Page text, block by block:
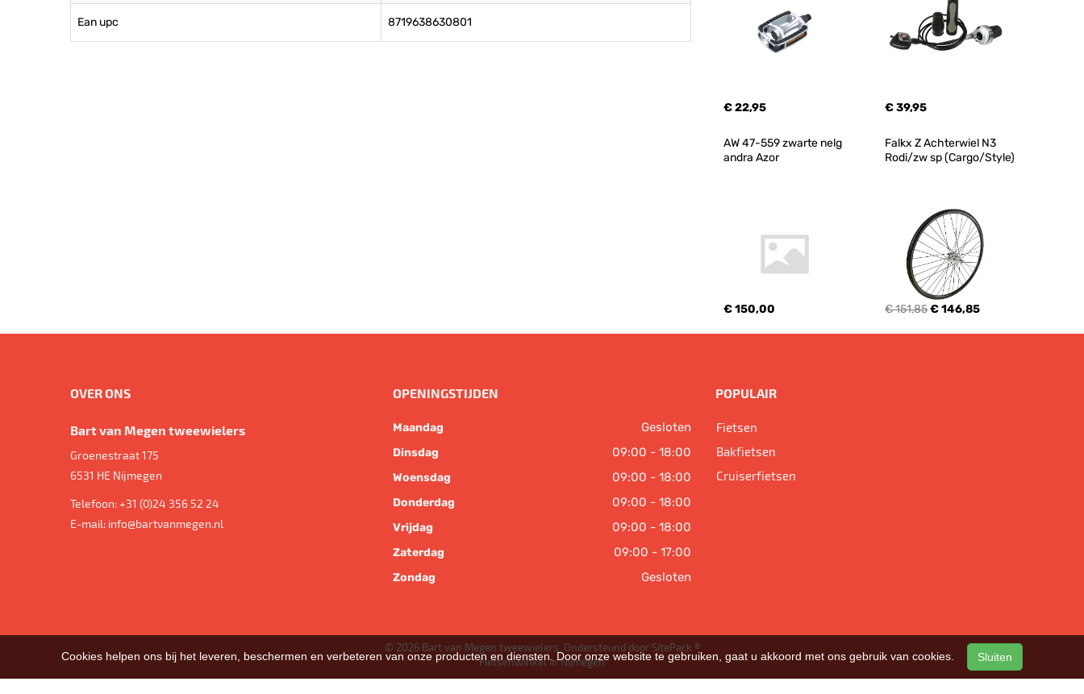
Ean upc 8719638630801
€ 22,95 € 39,95
AW 47-559 zwarte nelg
andra Azor
€ 150,00
Falkx Z Achterwiel N3
Rodi/zw sp (Cargo/Style)
€ 151,85€ 146,85
OVER ONS
Bart van Megen tweewielers
Groenestraat 175
6531 HE Nijmegen
Telefoon:+31 (0)24 356 52 24
E-mail: info@bartvanmegen.nl
OPENINGSTIJDEN
Maandag Gesloten
Dinsdag 09:00 - 18:00
Woensdag 09:00 - 18:00
Donderdag 09:00 - 18:00
Vrijdag 09:00 - 18:00
Zaterdag 09:00 - 17:00
Zondag Gesloten
POPULAIR
Fietsen
Bakfietsen
Cruiserfietsen
© 2026 Bart van Megen tweewielers. Ondersteund door SitePack ®
Fietsenwinkel in Nijmegen
Cookies helpen ons bij het leveren, beschermen en verbeteren van onze producten en diensten. Door onze website te gebruiken, gaat u akkoord met ons gebruik van cookies. Sluiten